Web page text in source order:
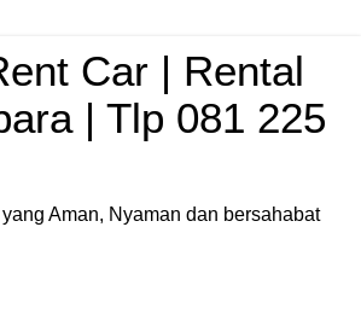
Car | Rental
| Tlp 081 225
Aman, Nyaman dan bersahabat